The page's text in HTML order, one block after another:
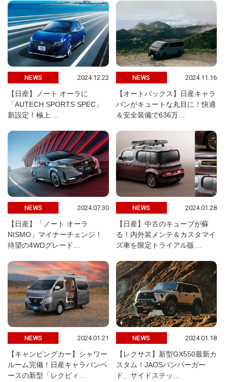
NEWS 2024.12.22
【日産】ノート オーラに
「AUTECH SPORTS SPEC」
新設定！極上…
NEWS 2024.11.16
【オートバックス】日産キャラ
バンがキュートな丸目に！快適
＆安全装備で636万…
NEWS 2024.07.30
【日産】「ノート オーラ
NISMO」マイナーチェンジ！
待望の4WDグレード…
NEWS 2024.01.28
【日産】中古のキューブが蘇
る！内外装メンテ＆カスタマイ
ズ車を限定トライアル販…
NEWS 2024.01.21
【キャンピングカー】シャワー
ルーム完備！日産キャラバンベ
ースの新型「レクビィ…
NEWS 2024.01.18
【レクサス】新型GX550最新カ
スタム！JAOSバンパーガー
ド、サイドステッ…